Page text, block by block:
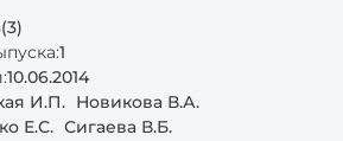
1
10.06.2014
И.П. Новикова В.А.
Е.С. Сигаева В.Б.